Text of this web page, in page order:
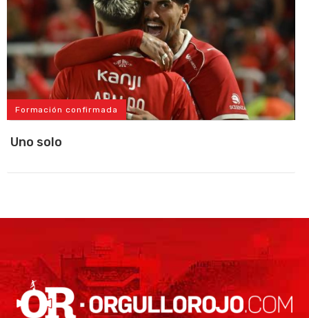
Formación confirmada
Uno solo